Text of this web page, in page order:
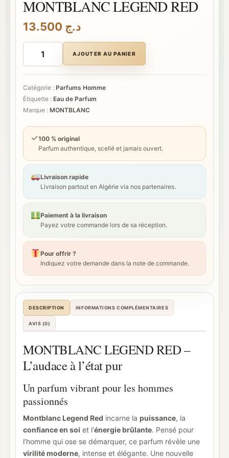
MONTBLANC LEGEND RED
د.ج
quantité
MONTBLANC
RED
AJOUTER AU PANIER
Catégorie : Parfums Homme
Étiquette : Eau de Parfum
Marque : MONTBLANC
✓100 % original
Parfum authentique, scellé et jamais ouvert.
Livraison rapide
Livraison partout en Algérie via nos partenaires.
Paiement à la livraison
Payez votre commande lors de sa réception.
Pour offrir ?
Indiquez votre demande dans la note de commande.
DESCRIPTION INFORMATIONS COMPLÉMENTAIRES
AVIS (0)
MONTBLANC LEGEND RED –
L’audace à l’état pur
Un parfum vibrant pour les hommes
passionnés
Montblanc Legend Red incarne la puissance, la
confiance en soi et l’énergie brûlante. Pensé pour
l’homme qui ose se démarquer, ce parfum révèle une
virilité moderne, intense et élégante. Une nouvelle